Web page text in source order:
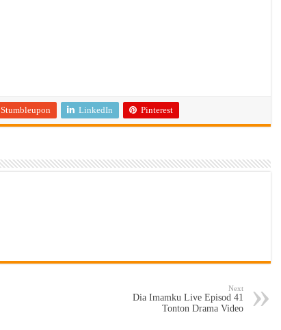
Stumbleupon LinkedIn Pinterest
Next
Dia Imamku Live Episod 41
Tonton Drama Video